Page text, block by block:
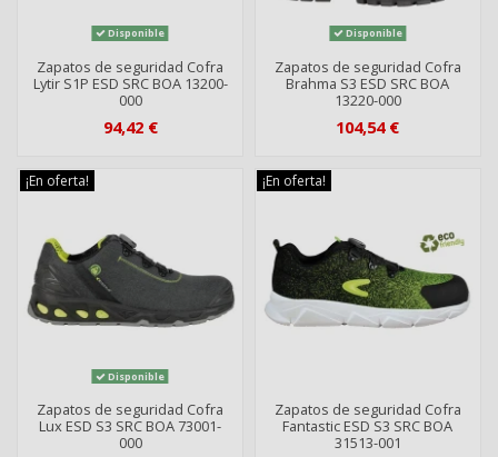
Disponible
Zapatos de seguridad Cofra
Lytir S1P ESD SRC BOA 13200-
000
94,42 €
Disponible
Zapatos de seguridad Cofra
Brahma S3 ESD SRC BOA
13220-000
104,54 €
¡En oferta!
Disponible
Zapatos de seguridad Cofra
Lux ESD S3 SRC BOA 73001-
000
¡En oferta!
Zapatos de seguridad Cofra
Fantastic ESD S3 SRC BOA
31513-001